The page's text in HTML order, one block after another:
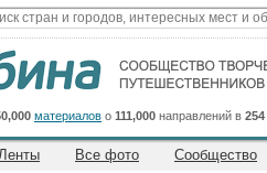
материалов о 111,000 направлений в 254
Все фото Сообщество